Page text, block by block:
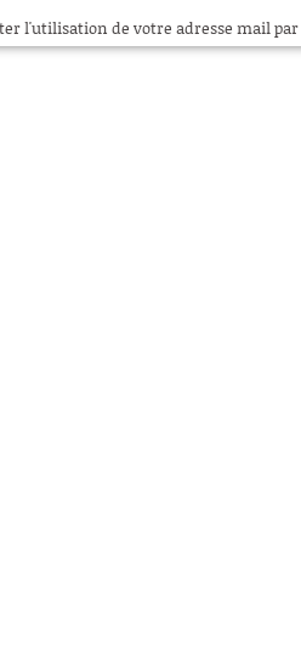
l'utilisation de votre adresse mail